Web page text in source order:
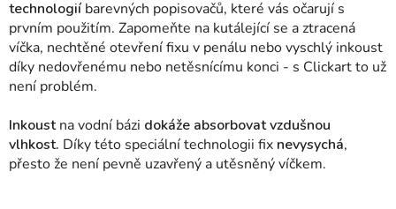
technologií barevných popisovačů, které vás očarují s
prvním použitím. Zapomeňte na kutálející se a ztracená
víčka, nechtěné otevření fixu v penálu nebo vyschlý inkoust
díky nedovřenému nebo netěsnícímu konci - s Clickart to už
není problém.
Inkoust na vodní bázi dokáže absorbovat vzdušnou
vlhkost. Díky této speciální technologii fix nevysychá,
přesto že není pevně uzavřený a utěsněný víčkem.